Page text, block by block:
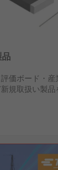
価ボード・産
規取扱い製